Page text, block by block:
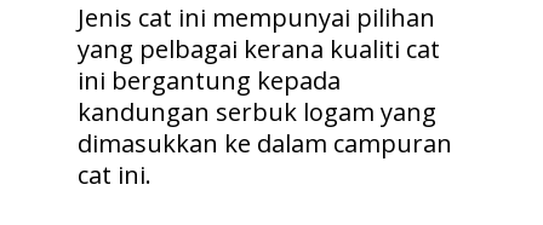
Jenis cat ini mempunyai pilihan
yang pelbagai kerana kualiti cat
ini bergantung kepada
kandungan serbuk logam yang
dimasukkan ke dalam campuran
cat ini.